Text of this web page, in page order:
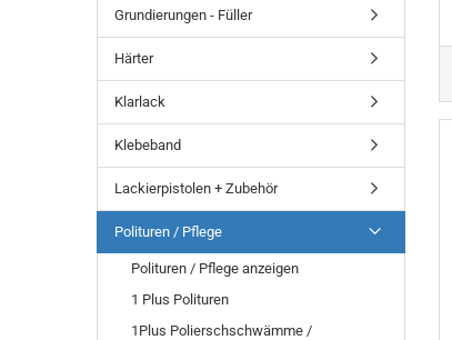
Grundierungen - Füller
Härter
Klarlack
Klebeband
Lackierpistolen + Zubehör
Polituren / Pflege
Polituren / Pflege anzeigen
1 Plus Polituren
1Plus Polierschschwämme /